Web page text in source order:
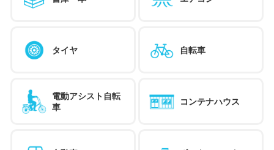
タイヤ 自転車
電動アシスト自転
車
コンテナハウス